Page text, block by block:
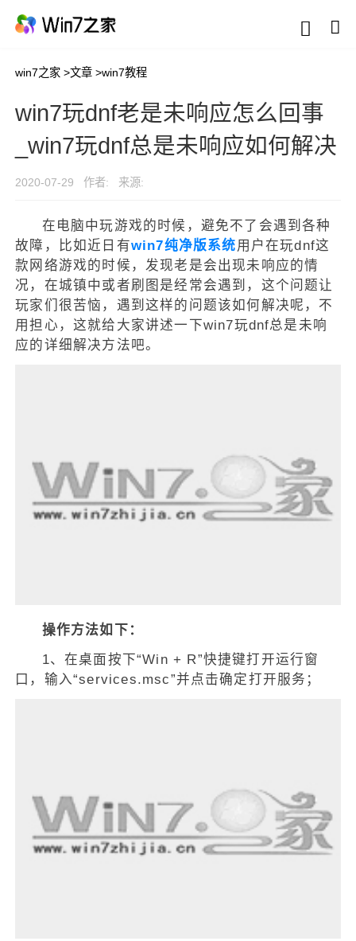
win7之家 >文章 >win7教程
win7玩dnf老是未响应怎么回事
_win7玩dnf总是未响应如何解决
2020-07-29 作者: 来源:
在电脑中玩游戏的时候，避免不了会遇到各种
故障，比如近日有win7纯净版系统用户在玩dnf这
款网络游戏的时候，发现老是会出现未响应的情
况，在城镇中或者刷图是经常会遇到，这个问题让
玩家们很苦恼，遇到这样的问题该如何解决呢，不
用担心，这就给大家讲述一下win7玩dnf总是未响
应的详细解决方法吧。
操作方法如下：
1、在桌面按下“Win + R”快捷键打开运行窗
口，输入“services.msc”并点击确定打开服务；